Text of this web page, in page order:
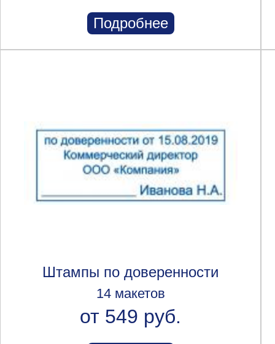
Подробнее
Штампы по доверенности
14 макетов
от 549 руб.